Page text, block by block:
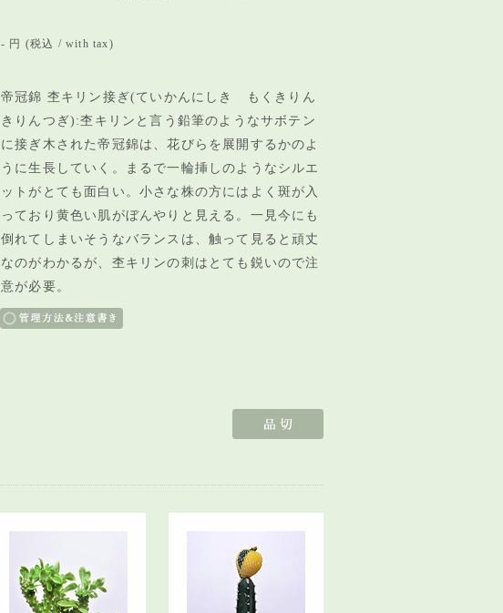
- 円 (税込 / with tax)
帝冠錦 杢キリン接ぎ(ていかんにしき もくきりん
きりんつぎ):杢キリンと言う鉛筆のようなサボテン
に接ぎ木された帝冠錦は、花びらを展開するかのよ
うに生長していく。
まるで一輪挿しのような シルエ
ットがとても面白い。 小さな株の方にはよく斑が入
っており黄色い肌がぼんやりと見える 。 一見今にも
倒れてしまいそうなバランスは、触って見ると頑丈
なのがわかるが、杢キリンの刺はとても鋭いので注
意が必要。